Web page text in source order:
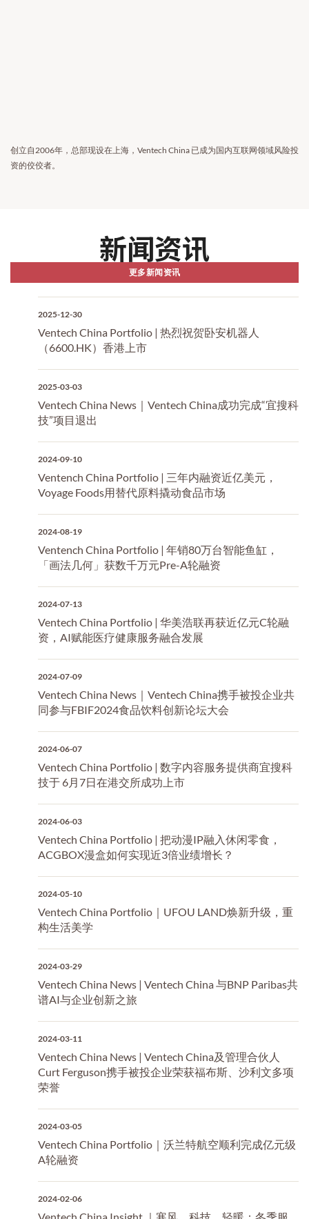
创立自2006年，总部现设在上海，Ventech China 已成为国内互联网领域风险投
资的佼佼者。
新闻资讯
更多新闻资讯
2025-12-30
Ventech China Portfolio | 热烈祝贺卧安机器人
（6600.HK）香港上市
2025-03-03
Ventech China News｜Ventech China成功完成“宜搜科
技”项目退出
2024-09-10
Ventench China Portfolio | 三年内融资近亿美元，
Voyage Foods用替代原料撬动食品市场
2024-08-19
Ventench China Portfolio | 年销80万台智能鱼缸，
「画法几何」获数千万元Pre-A轮融资
2024-07-13
Ventech China Portfolio | 华美浩联再获近亿元C轮融
资，AI赋能医疗健康服务融合发展
2024-07-09
Ventech China News｜Ventech China携手被投企业共
同参与FBIF2024食品饮料创新论坛大会
2024-06-07
Ventech China Portfolio | 数字内容服务提供商宜搜科
技于 6月7日在港交所成功上市
2024-06-03
Ventech China Portfolio | 把动漫IP融入休闲零食，
ACGBOX漫盒如何实现近3倍业绩增长？
2024-05-10
Ventech China Portfolio｜UFOU LAND焕新升级，重
构生活美学
2024-03-29
Ventech China News | Ventech China 与BNP Paribas共
谱AI与企业创新之旅
2024-03-11
Ventech China News | Ventech China及管理合伙人
Curt Ferguson携手被投企业荣获福布斯、沙利文多项
荣誉
2024-03-05
Ventech China Portfolio｜沃兰特航空顺利完成亿元级
A轮融资
2024-02-06